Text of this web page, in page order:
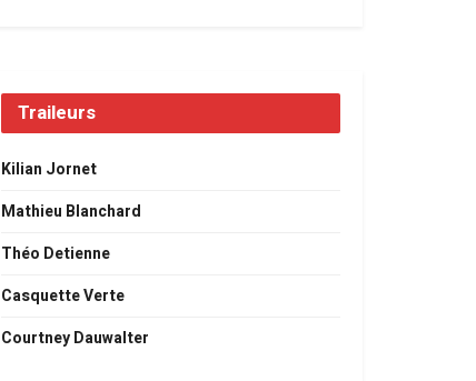
Traileurs
Kilian Jornet
Mathieu Blanchard
Théo Detienne
Casquette Verte
Courtney Dauwalter